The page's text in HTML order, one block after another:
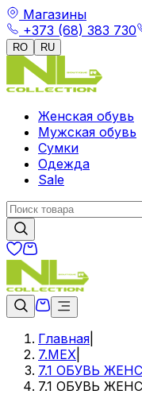
Магазины
+373 (68) 383 730
RO RU
Женская обувь
Мужская обувь
Сумки
Одежда
Sale
Главная
7.МЕХ
7.1 ОБУВЬ
7.1 ОБУВЬ